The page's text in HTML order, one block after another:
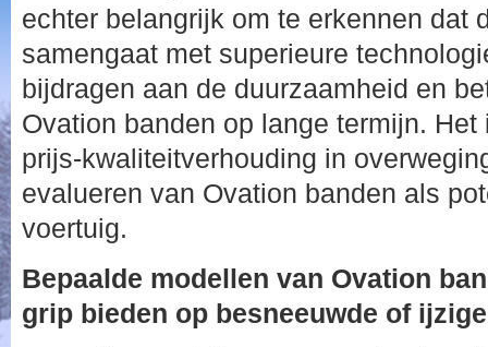
echter belangrijk om te erkennen dat
samengaat met superieure
bijdragen aan de duurzaamheid en
Ovation banden op lange termijn.
prijs-kwaliteitverhouding in
evalueren van Ovation banden als
voertuig.
Bepaalde modellen van Ovation
grip bieden op besneeuwde of